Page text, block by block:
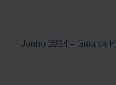
Junho 2024 – Guia de